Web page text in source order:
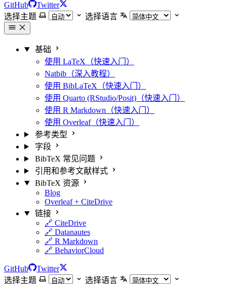
GitHub
Twitter
选择主题
选择语言
基础
使用 LaTeX（快速入门）
Natbib（深入教程）
使用 BibLaTeX（快速入门）
使用 Quarto (RStudio/Posit)（快速入门）
使用 R Markdown（快速入门）
使用 Overleaf（快速入门）
参考类型
字段
BibTeX 常见问题
引用和参考文献样式
BibTeX 资源
Blog
Overleaf + CiteDrive
链接
🔗 CiteDrive
🔗 Datanautes
🔗 R Markdown
🔗 BehaviorCloud
GitHub
Twitter
选择主题
选择语言